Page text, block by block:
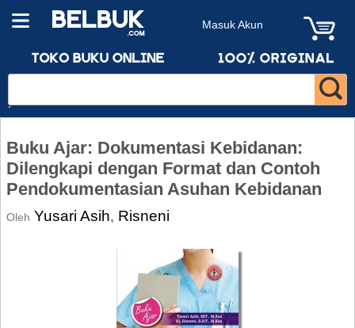
Masuk Akun
Buku Ajar: Dokumentasi Kebidanan:
Dilengkapi dengan Format dan Contoh
Pendokumentasian Asuhan Kebidanan
Oleh Yusari Asih, Risneni